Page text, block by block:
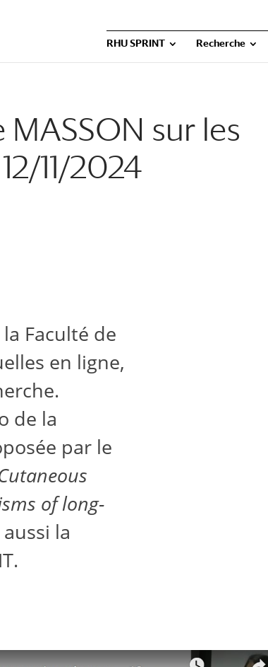
RHU SPRINT Recherche
sur les
11/2024
Faculté de
en ligne,
de la
par le
of long-
la